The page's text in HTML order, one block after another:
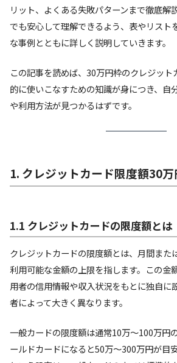
リット、よくある失敗パターンまで徹底解
でも安心して理解できるよう、表やリスト
な事例とともに詳しく説明していきます。
この記事を読めば、30万円枠のクレジッ
的に使いこなすための知識が身につき、自
や利用方法が見つかるはずです。
1. クレジットカード限度額30
1.1 クレジットカードの限度額とは
クレジットカードの限度額とは、月間また
利用可能な金額の上限を指します。この金
用者の信用情報や収入状況をもとに独自に
者によって大きく異なります。
一般カードの限度額は通常10万～100万円
ールドカードになると50万～300万円が目